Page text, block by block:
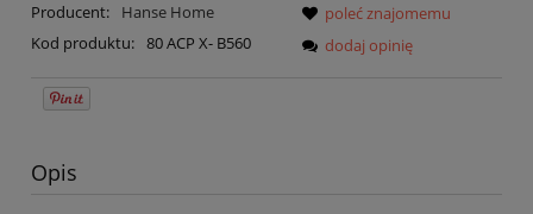
Producent:
Hanse Home
Kod produktu: 80 ACP X- B560
poleć znajomemu
dodaj opinię
Opis